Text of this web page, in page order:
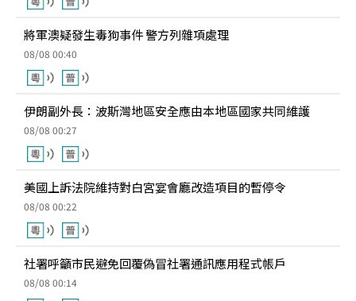
將軍澳疑發生毒狗事件 警方列雜項處理
08/08 00:40
伊朗副外長：波斯灣地區安全應由本地區國家共同維護
08/08 00:27
美國上訴法院維持對白宮宴會廳改造項目的暫停令
08/08 00:22
社署呼籲市民避免回覆偽冒社署通訊應用程式帳戶
08/08 00:14